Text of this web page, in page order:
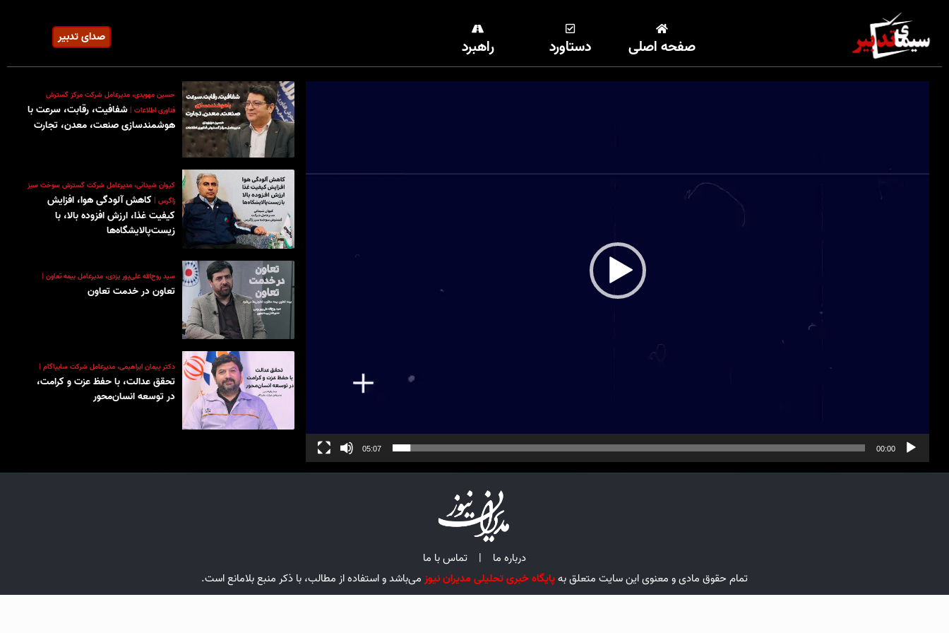
صفحه اصلی دستاورد راهبرد صدای تدبیر
00:00
05:07
حسین مهویدی، مدیرعامل شرکت مرکز گسترش
فناوری اطلاعات |شفافیت، رقابت، سرعت با
هوشمندسازی صنعت، معدن، تجارت
کیوان شیدانی، مدیرعامل شرکت گسترش سوخت سبز
زاگرس | کاهش آلودگی هوا، افزایش
کیفیت غذا، ارزش افزوده بالا، با
زیست‌پالایشگاه‌ها
سید روح‌الله علی‌پور یزدی‌، مدیرعامل بیمه تعاون |
تعاون در خدمت تعاون
دکتر پیمان ابراهیمی، مدیرعامل شرکت سایپاگام |
تحقق عدالت، با حفظ عزت و کرامت،
در توسعه انسان‌محور
درباره ما | تماس با ما
تمام حقوق مادی و معنوی این سایت متعلق بهپایگاه خبری تحلیلی مدیران نیوزمی‌باشد و استفاده از مطالب، با ذکر منبع بلامانع است.